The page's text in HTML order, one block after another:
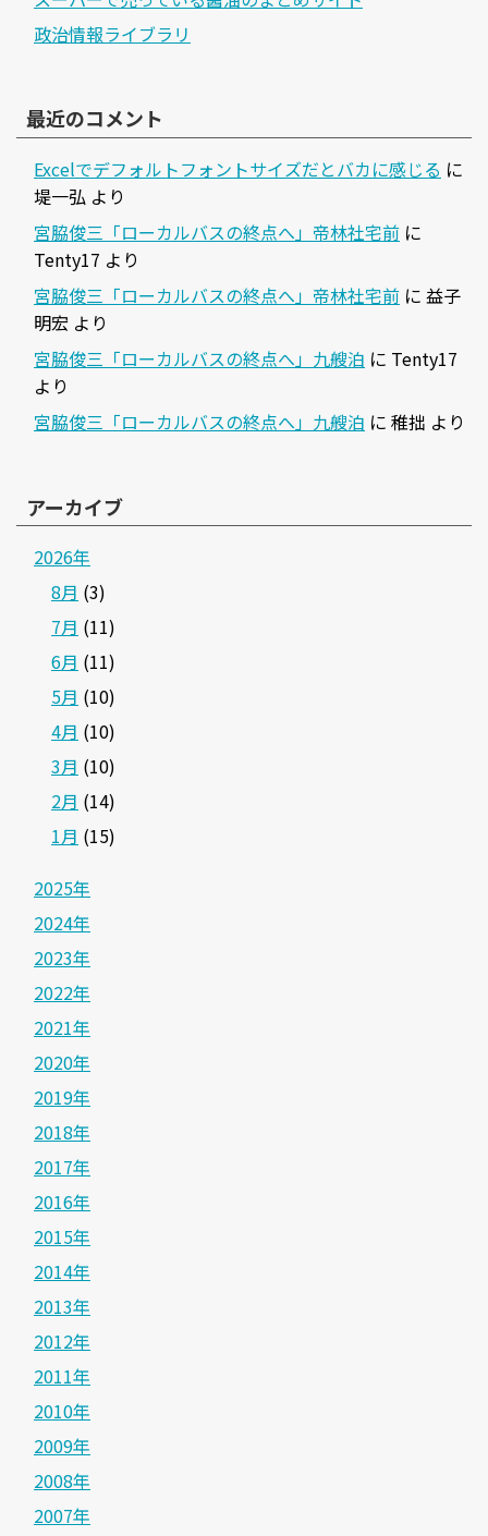
政治情報ライブラリ
最近のコメント
Excelでデフォルトフォントサイズだとバカに感じる に
堤一弘 より
宮脇俊三「ローカルバスの終点へ」帝林社宅前 に
Tenty17 より
宮脇俊三「ローカルバスの終点へ」帝林社宅前 に 益子
明宏 より
宮脇俊三「ローカルバスの終点へ」九艘泊 に Tenty17
より
宮脇俊三「ローカルバスの終点へ」九艘泊 に 稚拙 より
アーカイブ
2026年
8月 (3)
7月 (11)
6月 (11)
5月 (10)
4月 (10)
3月 (10)
2月 (14)
1月 (15)
2025年
2024年
2023年
2022年
2021年
2020年
2019年
2018年
2017年
2016年
2015年
2014年
2013年
2012年
2011年
2010年
2009年
2008年
2007年